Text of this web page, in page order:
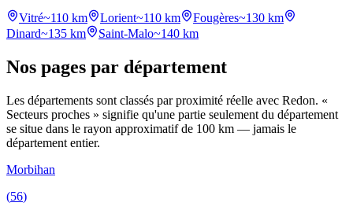
Vitré~110 km Lorient~110 km Fougères~130 km
Dinard~135 km Saint-Malo~140 km
Nos pages par département
Les départements sont classés par proximité réelle avec Redon. «
Secteurs proches » signifie qu'une partie seulement du département
se situe dans le rayon approximatif de 100 km — jamais le
département entier.
Morbihan
(56)